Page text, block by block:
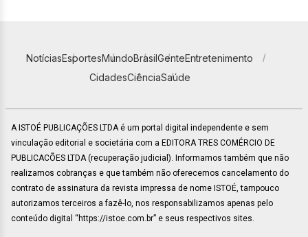
NotíciasEsportesMundoBrasilGenteEntretenimento
CidadesCiênciaSaúde
A ISTOÉ PUBLICAÇÕES LTDA é um portal digital independente e sem
vinculação editorial e societária com a EDITORA TRES COMÉRCIO DE
PUBLICACÕES LTDA (recuperação judicial). Informamos também que não
realizamos cobranças e que também não oferecemos cancelamento do
contrato de assinatura da revista impressa de nome ISTOÉ, tampouco
autorizamos terceiros a fazê-lo, nos responsabilizamos apenas pelo
conteúdo digital “https://istoe.com.br” e seus respectivos sites.